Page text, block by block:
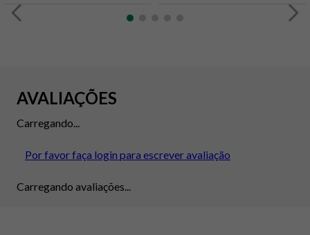
AVALIAÇÕES
Carregando...
Por favor faça login para escrever avaliação
Carregando avaliações...